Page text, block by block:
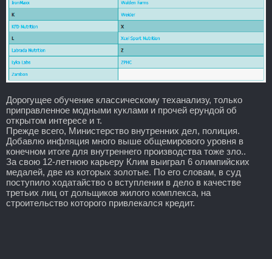
Дорогущее обучение классическому теханализу, только
приправленное модными куклами и прочей ерундой об
открытом интересе и т.
Прежде всего, Министерство внутренних дел, полиция.
Добавлю инфляция много выше общемирового уровня в
конечном итоге для внутреннего производства тоже зло..
За свою 12-летнюю карьеру Клим выиграл 6 олимпийских
медалей, две из которых золотые. По его словам, в суд
поступило ходатайство о вступлении в дело в качестве
третьих лиц от дольщиков жилого комплекса, на
строительство которого привлекался кредит.